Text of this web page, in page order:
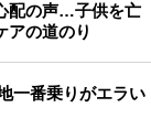
配の声…子供を亡
アの道のり
一番乗りがエラい